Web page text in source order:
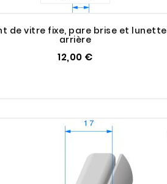
de vitre fixe, pare brise et lunette
arrière
12,00 €